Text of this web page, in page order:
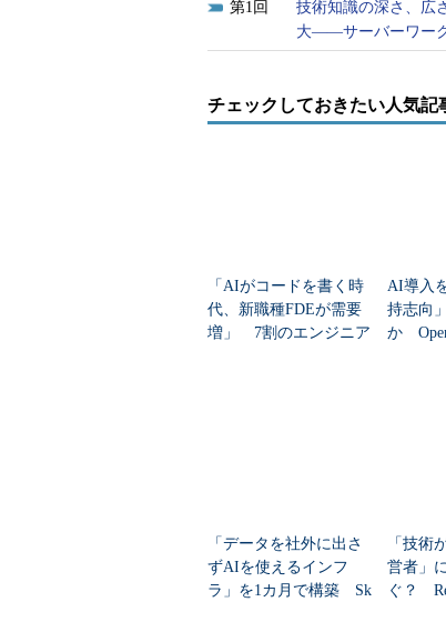
例える。青果店は「食事の材
料」を売る小売り業であり、
ス」を売る外食業だ。「同じ
託開発と言っても業界が違う
従来型SIerの顧客層と大きく
変わらない。メーカー、流通
「新しいビジネスを立ち上
す。しかし新規事業を立ち
なりがちです。多くの会社
1
技術知識の深さ、広
大――サーバーワー
チェックしておきたい人気記
「AIがコードを書く時
代、新職種FDEが需要
増」 7割のエンジニア
AI導入
持志向
か
「データを社外に出さ
ずAIを使えるインフ
ラ」を1カ月で構築 Sk
「技術
営者」
ぐ？